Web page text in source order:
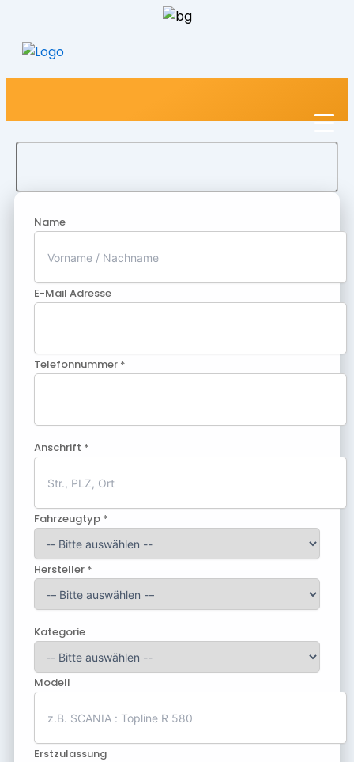
Name
E-Mail Adresse
Telefonnummer *
Anschrift *
Fahrzeugtyp *
Hersteller *
Kategorie
Modell
Erstzulassung